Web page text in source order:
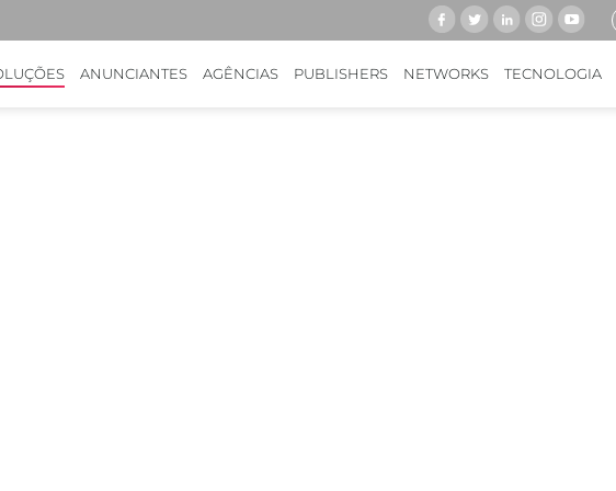
ANUNCIANTES AGÊNCIAS PUBLISHERS NETWORKS TECNOLOGIA